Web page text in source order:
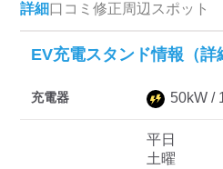
認証システム
詳細口コミ 修正周辺スポット
EV充電スタンド情報（詳
充電器 50kW /
平日
土曜